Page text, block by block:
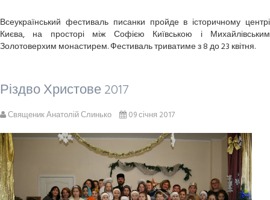
Всеукраїнський фестиваль писанки пройде в історичному центрі
Києва, на просторі між Софією Київською і Михайлівським
Золотоверхим монастирем. Фестиваль триватиме з 8 до 23 квітня.
Різдво Христове 2017
Священик Анатолій Слинько 09 січня 2017